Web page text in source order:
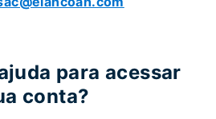
para acessar
conta?